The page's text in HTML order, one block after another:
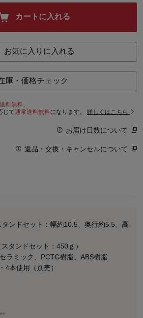
カートに入れる
お気に入りに入れる
庫・価格チェック
料無料。
じて通常送料無料になります。 詳しくはこちら
お届け日数について
返品・交換・キャンセルについて
ンドセット：幅約10.5、奥行約5.5、高
タンドセット：450ｇ）
ラミック、PCTG樹脂、ABS樹脂
4本使用（別売）